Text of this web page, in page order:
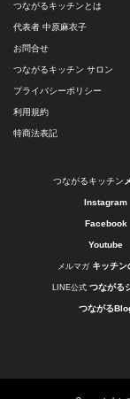
つながるキッチンとは
代表者 中原麻衣子
お問合せ
つながるキッチン サロン
プライバシーポリシー
利用規約
特商法表記
つながるキッチン
Instagram
Facebook
Youtube
メルマガ キッチン
LINE公式 つながる
つながる